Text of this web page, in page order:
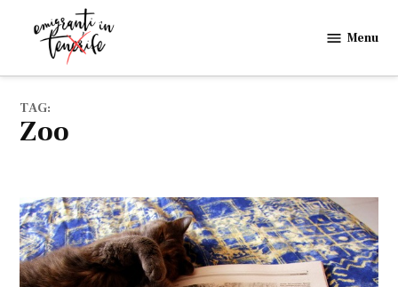
in
Menu
TAG:
zoo